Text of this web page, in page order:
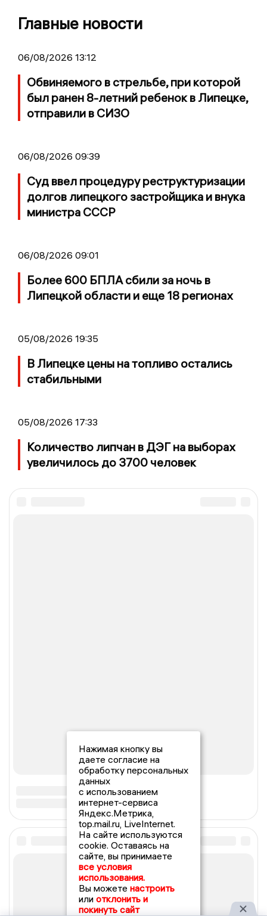
Главные новости
06/08/2026 13:12
Обвиняемого в стрельбе, при которой
был ранен 8-летний ребенок в Липецке,
отправили в СИЗО
06/08/2026 09:39
Суд ввел процедуру реструктуризации
долгов липецкого застройщика и внука
министра СССР
06/08/2026 09:01
Более 600 БПЛА сбили за ночь в
Липецкой области и еще 18 регионах
05/08/2026 19:35
В Липецке цены на топливо остались
стабильными
05/08/2026 17:33
Количество липчан в ДЭГ на выборах
увеличилось до 3700 человек
Нажимая кнопку вы
даете согласие на
обработку персональных
данных
с использованием
интернет-сервиса
Яндекс.Метрика,
top.mail.ru, LiveInternet.
На сайте используются
cookie. Оставаясь на
сайте, вы принимаете
все условия
использования.
Вы можете настроить
или отклонить и
покинуть сайт